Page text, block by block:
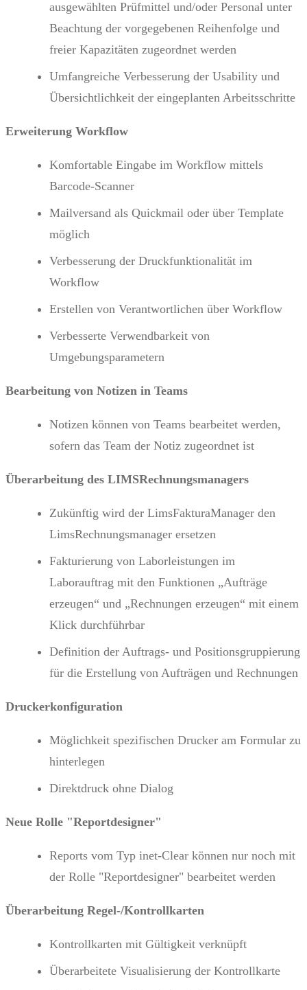
ausgewählten Prüfmittel und/oder Personal unter
Beachtung der vorgegebenen Reihenfolge und
freier Kapazitäten zugeordnet werden
Umfangreiche Verbesserung der Usability und
Übersichtlichkeit der eingeplanten Arbeitsschritte
Erweiterung Workflow
Komfortable Eingabe im Workflow mittels
Barcode-Scanner
Mailversand als Quickmail oder über Template
möglich
Verbesserung der Druckfunktionalität im
Workflow
Erstellen von Verantwortlichen über Workflow
Verbesserte Verwendbarkeit von
Umgebungsparametern
Bearbeitung von Notizen in Teams
Notizen können von Teams bearbeitet werden,
sofern das Team der Notiz zugeordnet ist
Überarbeitung des LIMSRechnungsmanagers
Zukünftig wird der LimsFakturaManager den
LimsRechnungsmanager ersetzen
Fakturierung von Laborleistungen im
Laborauftrag mit den Funktionen „Aufträge
erzeugen“ und „Rechnungen erzeugen“ mit einem
Klick durchführbar
Definition der Auftrags- und Positionsgruppierung
für die Erstellung von Aufträgen und Rechnungen
Druckerkonfiguration
Möglichkeit spezifischen Drucker am Formular zu
hinterlegen
Direktdruck ohne Dialog
Neue Rolle "Reportdesigner"
Reports vom Typ inet-Clear können nur noch mit
der Rolle "Reportdesigner" bearbeitet werden
Überarbeitung Regel-/Kontrollkarten
Kontrollkarten mit Gültigkeit verknüpft
Überarbeitete Visualisierung der Kontrollkarte